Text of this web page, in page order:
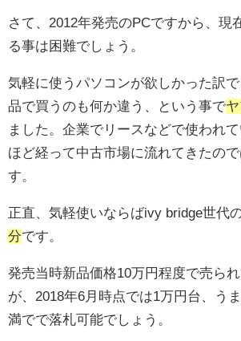
さて、2012年発売のPCですから、現
る事は困難でしょう。
気軽に使うパソコンが欲しかった訳
品で買うのも何か違う、という事で
ました。企業でリースなどで使われ
ほど経って中古市場に流れてきたの
す。
正直、気軽使いならばivy bridge世代
分です。
発売当時新品価格10万円程度で売ら
が、2018年6月時点では1万円台、う
満でで落札可能でしょう。